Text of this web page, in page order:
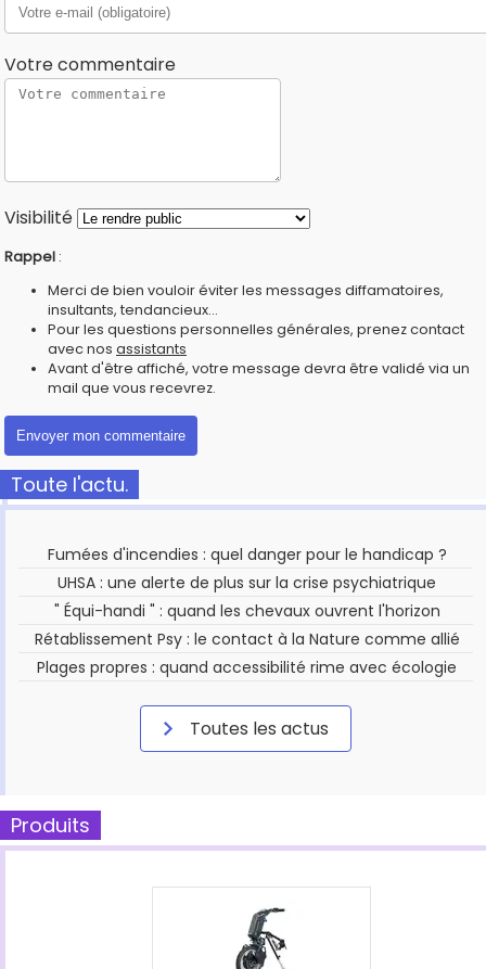
Votre commentaire
Visibilité
Rappel :
Merci de bien vouloir éviter les messages diffamatoires,
insultants, tendancieux...
Pour les questions personnelles générales, prenez contact
avec nos assistants
Avant d'être affiché, votre message devra être validé via un
mail que vous recevrez.
Toute l'actu.
Fumées d'incendies : quel danger pour le handicap ?
UHSA : une alerte de plus sur la crise psychiatrique
" Équi-handi " : quand les chevaux ouvrent l'horizon
Rétablissement Psy : le contact à la Nature comme allié
Plages propres : quand accessibilité rime avec écologie
Toutes les actus
Produits